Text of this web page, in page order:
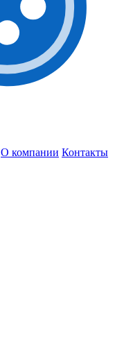
О компании Контакты